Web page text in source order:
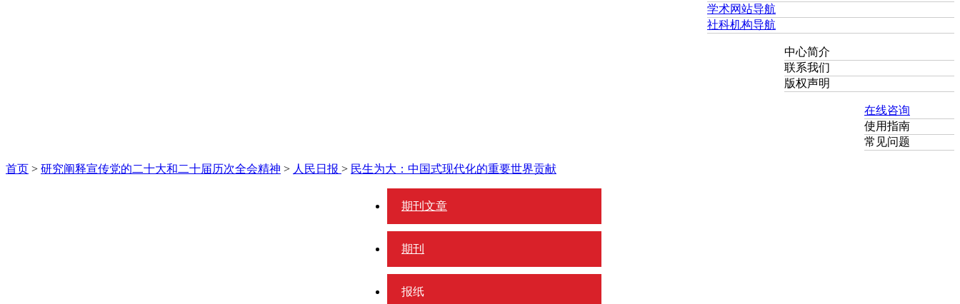
学术网站导航
社科机构导航
中心简介
联系我们
版权声明
在线咨询
使用指南
常见问题
首页 > 研究阐释宣传党的二十大和二十届历次全会精神 > 人民日报 > 民生为大：中国式现代化的重要世界贡献
期刊文章
期刊
报纸